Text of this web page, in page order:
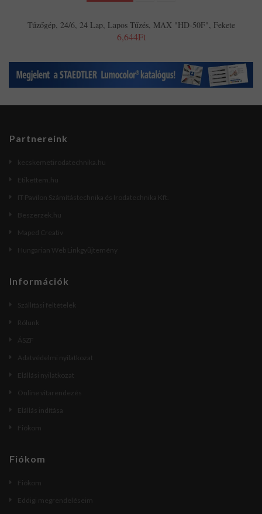
Tűzőgép, 24/6, 24 Lap, Lapos Tűzés, MAX "HD-50F", Fekete
6,644Ft
Partnereink
kecskemetirodatechnika.hu
Etikettem.hu
IT Pavilon Számítástechnika és Irodatechnika Kft.
Beszerzek.hu
Maped Creativ
Hungarian Web Linkgyűjtemény
Információk
Szállítási feltételek
Rólunk
ÁSZF
Adatvédelmi nyilatkozat
Elállási nyilatkozat
Online vitarendezés
Elállás indítása
Fiókom
Fiókom
Fiókom
Eddigi megrendeléseim